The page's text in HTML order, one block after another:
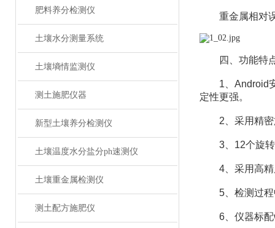
肥料养分检测仪
土壤水分测量系统
土壤墒情监测仪
测土施肥仪器
新型土壤养分检测仪
土壤温度水分盐分ph速测仪
土壤重金属检测仪
测土配方施肥仪
重金属相对误
四、功能特
1、Android安
定性更强。
2、采用精密
3、12个旋转
4、采用高精
5、检测过程中
6、仪器标配